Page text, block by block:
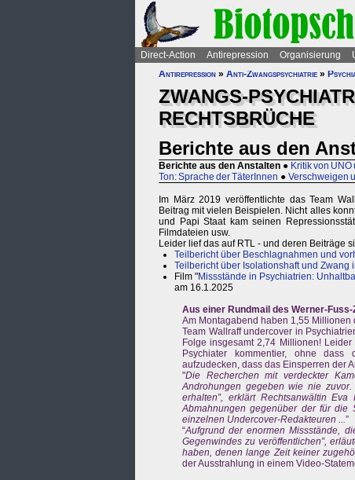
Direct-Action Antirepression Organisierung
Antirepression » Anti-Zwangspsychiatrie »
ZWANGS-
RECHTSBRÜCHE
Berichte aus den
Berichte aus den Anstalten ● Kritik von
Ton: Sprache der TäterInnen ● Verschweigen
Im März 2019 veröffentlichte das Team
Beitrag mit vielen Beispielen. Nicht alles
und Papi Staat kam seinen
Filmdateien usw.
Leider lief das auf RTL - und deren Beiträge
Teilbericht über Beschlagnahmen und
Teilbericht über Isolationshaft und Zwang
Film "Missstände in Psychiatrien:
am 16.1.2025
Aus einer Rundmail des Werner-
Am Montagabend haben 1,55
Team Wallraff undercover in
Folge insgesamt 2,74 Millionen!
Psychiater kommentier, ohne
aufzudecken, dass das Einsperren der
"Die Recherchen mit verdeckter
Androhungen gegeben wie nie
erhalten”, erklärt Rechtsanwältin
Abmahnungen gegenüber der für die
einzelnen Undercover-Redakteuren ...”
“Aufgrund der enormen Missstände,
Gegenwindes zu veröffentlichen”,
haben, denen lange Zeit keiner
der Ausstrahlung in einem Video-